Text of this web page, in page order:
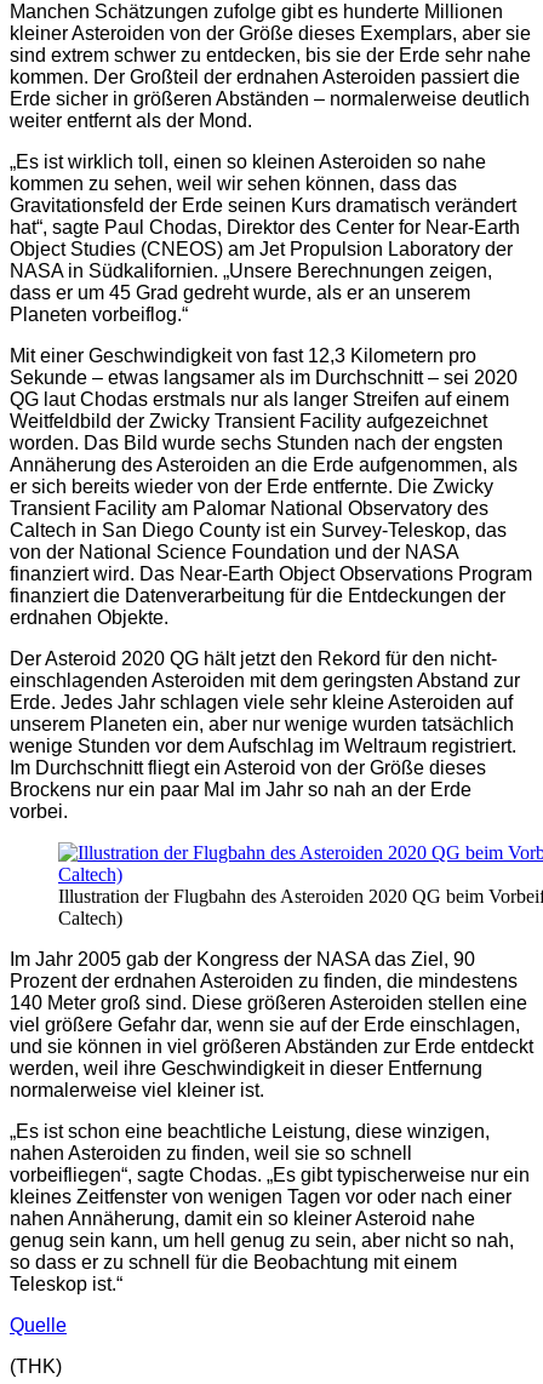
Manchen Schätzungen zufolge gibt es hunderte Millionen
kleiner Asteroiden von der Größe dieses Exemplars, aber sie
sind extrem schwer zu entdecken, bis sie der Erde sehr nahe
kommen. Der Großteil der erdnahen Asteroiden passiert die
Erde sicher in größeren Abständen – normalerweise deutlich
weiter entfernt als der Mond.
„Es ist wirklich toll, einen so kleinen Asteroiden so nahe
kommen zu sehen, weil wir sehen können, dass das
Gravitationsfeld der Erde seinen Kurs dramatisch verändert
hat“, sagte Paul Chodas, Direktor des Center for Near-Earth
Object Studies (CNEOS) am Jet Propulsion Laboratory der
NASA in Südkalifornien. „Unsere Berechnungen zeigen,
dass er um 45 Grad gedreht wurde, als er an unserem
Planeten vorbeiflog.“
Mit einer Geschwindigkeit von fast 12,3 Kilometern pro
Sekunde – etwas langsamer als im Durchschnitt – sei 2020
QG laut Chodas erstmals nur als langer Streifen auf einem
Weitfeldbild der Zwicky Transient Facility aufgezeichnet
worden. Das Bild wurde sechs Stunden nach der engsten
Annäherung des Asteroiden an die Erde aufgenommen, als
er sich bereits wieder von der Erde entfernte. Die Zwicky
Transient Facility am Palomar National Observatory des
Caltech in San Diego County ist ein Survey-Teleskop, das
von der National Science Foundation und der NASA
finanziert wird. Das Near-Earth Object Observations Program
finanziert die Datenverarbeitung für die Entdeckungen der
erdnahen Objekte.
Der Asteroid 2020 QG hält jetzt den Rekord für den nicht-
einschlagenden Asteroiden mit dem geringsten Abstand zur
Erde. Jedes Jahr schlagen viele sehr kleine Asteroiden auf
unserem Planeten ein, aber nur wenige wurden tatsächlich
wenige Stunden vor dem Aufschlag im Weltraum registriert.
Im Durchschnitt fliegt ein Asteroid von der Größe dieses
Brockens nur ein paar Mal im Jahr so nah an der Erde
vorbei.
Illustration der Flugbahn des Asteroiden 2020 QG beim
Caltech)
Im Jahr 2005 gab der Kongress der NASA das Ziel, 90
Prozent der erdnahen Asteroiden zu finden, die mindestens
140 Meter groß sind. Diese größeren Asteroiden stellen eine
viel größere Gefahr dar, wenn sie auf der Erde einschlagen,
und sie können in viel größeren Abständen zur Erde entdeckt
werden, weil ihre Geschwindigkeit in dieser Entfernung
normalerweise viel kleiner ist.
„Es ist schon eine beachtliche Leistung, diese winzigen,
nahen Asteroiden zu finden, weil sie so schnell
vorbeifliegen“, sagte Chodas. „Es gibt typischerweise nur ein
kleines Zeitfenster von wenigen Tagen vor oder nach einer
nahen Annäherung, damit ein so kleiner Asteroid nahe
genug sein kann, um hell genug zu sein, aber nicht so nah,
so dass er zu schnell für die Beobachtung mit einem
Teleskop ist.“
Quelle
(THK)